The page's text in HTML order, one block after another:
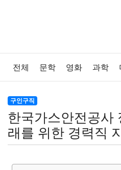
전체 문학 영화 과학
법률
보건 질병 가요 방송
구인구직
한국가스안전공사
래를 위한 경력직